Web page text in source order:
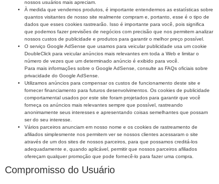
nossos usuários mais apreciam.
À medida que vendemos produtos, é importante entendermos as estatísticas sobre
quantos visitantes de nosso site realmente compram e, portanto, esse é o tipo de
dados que esses cookies rastrearão. Isso é importante para você, pois significa
que podemos fazer previsões de negócios com precisão que nos permitem analizar
nossos custos de publicidade e produtos para garantir o melhor preço possível.
O serviço Google AdSense que usamos para veicular publicidade usa um cookie
DoubleClick para veicular anúncios mais relevantes em toda a Web e limitar o
número de vezes que um determinado anúncio é exibido para você.
Para mais informações sobre o Google AdSense, consulte as FAQs oficiais sobre
privacidade do Google AdSense.
Utilizamos anúncios para compensar os custos de funcionamento deste site e
fornecer financiamento para futuros desenvolvimentos. Os cookies de publicidade
comportamental usados ​​por este site foram projetados para garantir que você
forneça os anúncios mais relevantes sempre que possível, rastreando
anonimamente seus interesses e apresentando coisas semelhantes que possam
ser do seu interesse.
Vários parceiros anunciam em nosso nome e os cookies de rastreamento de
afiliados simplesmente nos permitem ver se nossos clientes acessaram o site
através de um dos sites de nossos parceiros, para que possamos creditá-los
adequadamente e, quando aplicável, permitir que nossos parceiros afiliados
ofereçam qualquer promoção que pode fornecê-lo para fazer uma compra.
Compromisso do Usuário